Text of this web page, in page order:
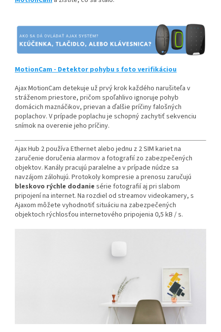
MotionCam -Detektor pohybu s foto verifikáciou
Ajax MotionCam detekuje už prvý krok každého narušiteľa v
stráženom priestore, pričom spoľahlivo ignoruje pohyb
domácich maznáčikov, prievan a ďalšie príčiny falošných
poplachov. V prípade poplachu je schopný zachytiť sekvenciu
snímok na overenie jeho príčiny.
Ajax Hub 2 používa Ethernet alebo jednu z 2 SIM kariet na
zaručenie doručenia alarmov a fotografií zo zabezpečených
objektov. Kanály pracujú paralelne a v prípade núdze sa
navzájom zálohujú. Protokoly kompresie a prenosu zaručujú
bleskovo rýchle dodanie série fotografií aj pri slabom
pripojení na internet. Na rozdiel od streamov videokamery, s
Ajaxom môžete vyhodnotiť situáciu na zabezpečených
objektoch rýchlosťou internetového pripojenia 0,5 kB / s.